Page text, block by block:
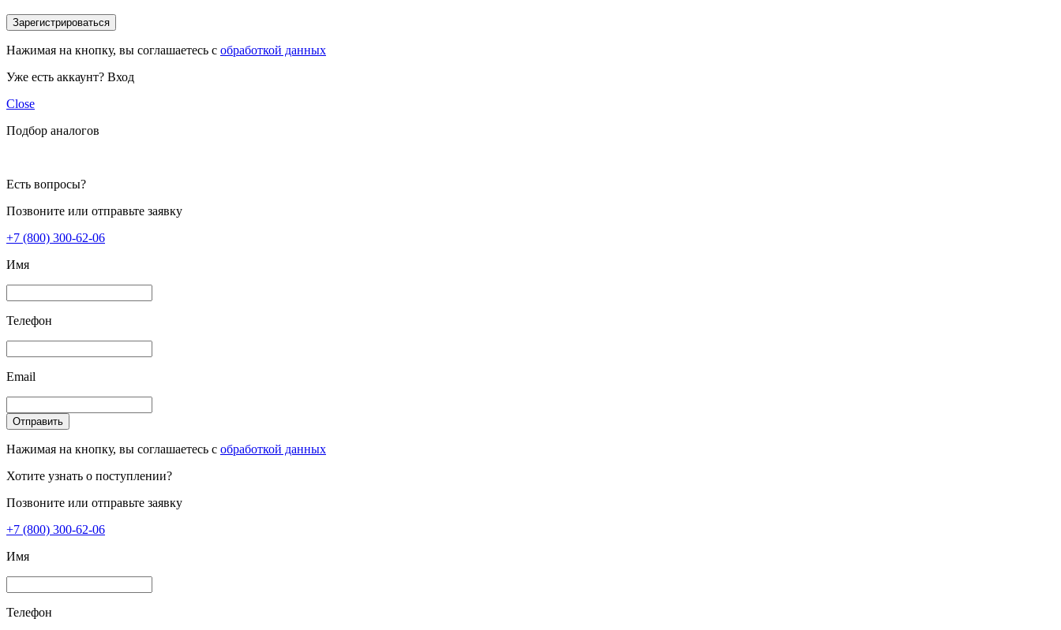
Зарегистрироваться
Нажимая на кнопку, вы соглашаетесь с обработкой данных
Уже есть аккаунт? Вход
Close
Подбор аналогов
Есть вопросы?
Позвоните или отправьте заявку
+7 (800) 300-62-06
Имя
Телефон
Email
Отправить
Нажимая на кнопку, вы соглашаетесь с обработкой данных
Хотите узнать о поступлении?
Позвоните или отправьте заявку
+7 (800) 300-62-06
Имя
Телефон